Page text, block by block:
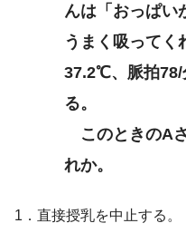
んは「おっぱい
うまく吸ってく
37.2℃、脈拍78/
る。
このときのA
れか。
1．直接授乳を中止する。